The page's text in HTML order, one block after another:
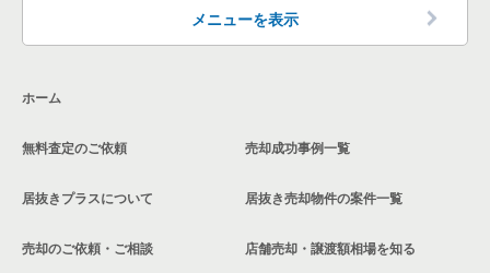
品川区の飲食店の居抜き売却物件の案件一覧
中野区の飲食店の居抜き売却物件の案件一覧
東京23区の洋食の居抜き売却物件の案件一覧
メニューを表示
ホーム
無料査定のご依頼
居抜きプラスについて
売却のご依頼・ご相談
売却成功事例一覧
居抜き売却物件の案件一覧
店舗売却・譲渡額相場を知る